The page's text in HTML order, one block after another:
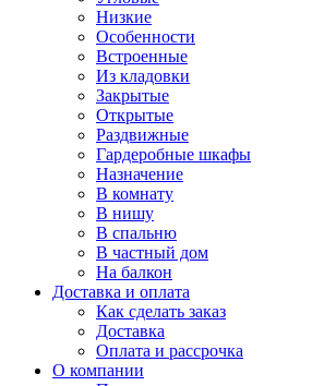
Низкие
Особенности
Встроенные
Из кладовки
Закрытые
Открытые
Раздвижные
Гардеробные шкафы
Назначение
В комнату
В нишу
В спальню
В частный дом
На балкон
Доставка и оплата
Как сделать заказ
Доставка
Оплата и рассрочка
О компании